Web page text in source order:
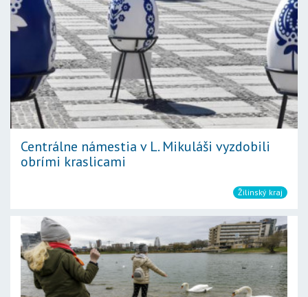
Centrálne námestia v L. Mikuláši vyzdobili
obrími kraslicami
Žilinský kraj